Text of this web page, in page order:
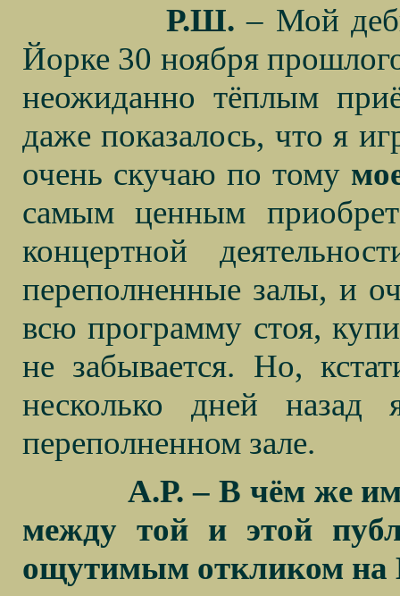
Р.Ш. – Мой
Йорке 30 ноября
неожиданно тёплым
даже показалось, что я
очень скучаю по тому
самым ценным
концертной
переполненные залы, и
всю программу стоя,
не забывается. Но,
несколько дней
переполненном зале.
А.Р. – В чём же
между той и этой
ощутимым откликом на